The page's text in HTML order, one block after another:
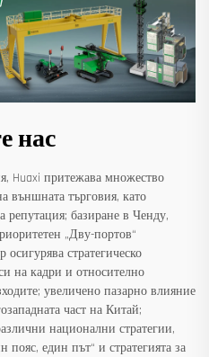
нас
Huaxi притежава множество
външната търговия, като
репутация; базиране в Ченду,
„Дву-портов“
стратегическо
на кадри и относително
увеличено пазарно влияние
част на Китай;
национални стратегии,
един път“ и стратегията за